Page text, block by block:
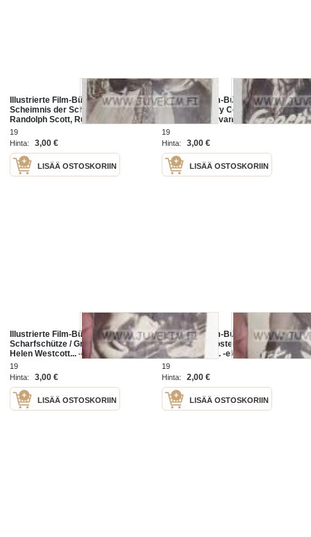
Illustrierte Film-Bühne / Dass
Scheimnis der Schwarzen Bande /
Randolph Scott, Ruth Roman... -
elokuvan saksalainen esittelylehti
19
Hinta:
3,00 €
LISÄÄ OSTOSKORIIN
Illustrierte Film-Bühne / Gegen-
Spionage / Gary Cooper, Phyllis
Taxter... -elokuvan saksalainen
esittelylehti
19
Hinta:
3,00 €
LISÄÄ OSTOSKORIIN
Illustrierte Film-Bühne / Der
Scharfschütze / Gregory Peck,
Helen Westcott... -elokuvan
saksalainen esittelylehti
19
Hinta:
3,00 €
LISÄÄ OSTOSKORIIN
Illustrierte Film-Bühne / Auf
verlorenem Posten / Joel McRea,
Barbara Hale... -elokuvan
saksalainen esittelylehti
19
Hinta:
2,00 €
LISÄÄ OSTOSKORIIN